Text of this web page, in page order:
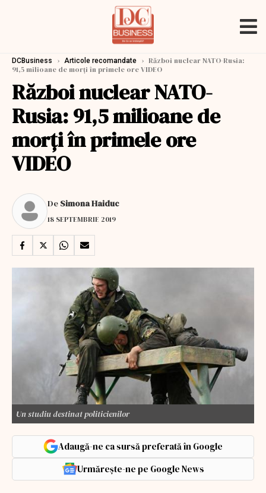
DCBusiness › Articole recomandate › Război nuclear NATO-Rusia:
91,5 milioane de morți în primele ore VIDEO
Război nuclear NATO-
Rusia: 91,5 milioane de
morți în primele ore
VIDEO
De Simona Haiduc
18 SEPTEMBRIE 2019
Un studiu destinat politicienilor
Adaugă-ne ca sursă preferată în Google
Urmărește-ne pe Google News